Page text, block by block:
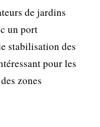
de jardins
un port
stabilisation des
pour les
zones